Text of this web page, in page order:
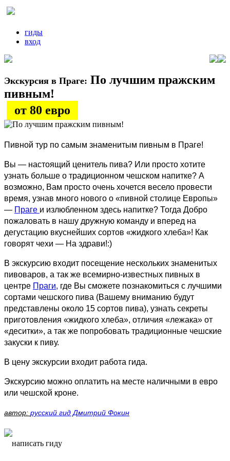
гиды
вход
Экскурсия в Праге: По лучшим пражским
пивным!
от 80 евро
Пивной тур по самым знаменитым пивным в Праге!
Вы — настоящий ценитель пива? Или просто хотите
узнать больше о традиционном чешском напитке? А
возможно, Вам просто очень хочется весело провести
время, узнав много нового о «пивной столице Европы»
— Праге и излюбленном здесь напитке? Тогда Добро
пожаловать в нашу дружную команду и вперед на
дегустацию вкуснейших сортов «жидкого хлеба»! Как
говорят чехи — На здрави!:)
В экскурсию входит посещение нескольких знаменитых
пивоваров, а так же всемирно-известных пивных в
центре Праги, где Вы cможете познакомиться с лучшими
сортами чешского пива (Вашему вниманию будут
представлены около 15 сортов пива), узнать секреты
приготовления «жидкого хлеба», отличия «лежака» от
«деситки», а так же попробовать традиционные чешские
закуски к пиву.
В цену экскурсии входит работа гида.
Экскурсию можно оплатить на месте наличными в евро
или чешской кроне.
автор: русский гид Дмитрий Фокин
написать гиду